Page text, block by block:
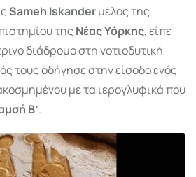
Sameh Iskanderμέλος της
της Νέας Υόρκης, είπε
διάδρομο στη νοτιοδυτική
τους οδήγησε στην είσοδο ενός
με τα ιερογλυφικά που
Β’.